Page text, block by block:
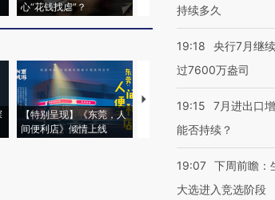
心“花钱找虐”？
【特别呈现】《东莞，人
间便利店》倾情上线
【推广】走进第四届链博
会，让数智科技“链”接产
持续多久
19:18
央行7月继
过7600万盎司
19:15
7月进出口
能否持续？
19:07 下周前瞻：
大选进入竞选阶段